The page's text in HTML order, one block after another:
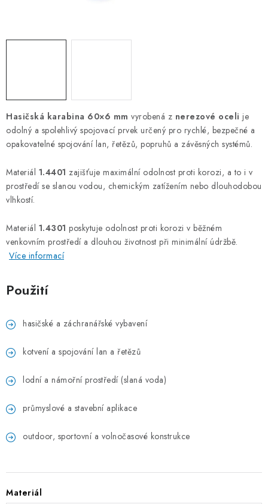
NOUZOVÉ ČLÁNKY
KURTY A POPRUHY
ZÁVĚSNÉ ŘETĚZY PRO KVĚTINÁČE
Hasičská karabina 60×6 mm vyrobená z nerezové oceli je
odolný a spolehlivý spojovací prvek určený pro rychlé, bezpečné a
opakovatelné spojování lan, řetězů, popruhů a závěsných systémů.
Materiál 1.4401 zajišťuje maximální odolnost proti korozi, a to i v
prostředí se slanou vodou, chemickým zatížením nebo dlouhodobou
vlhkostí.
Materiál 1.4301 poskytuje odolnost proti korozi v běžném
venkovním prostředí a dlouhou životnost při minimální údržbě.
Více informací
Použití
hasičské a záchranářské vybavení
kotvení a spojování lan a řetězů
lodní a námořní prostředí (slaná voda)
průmyslové a stavební aplikace
outdoor, sportovní a volnočasové konstrukce
Materiál